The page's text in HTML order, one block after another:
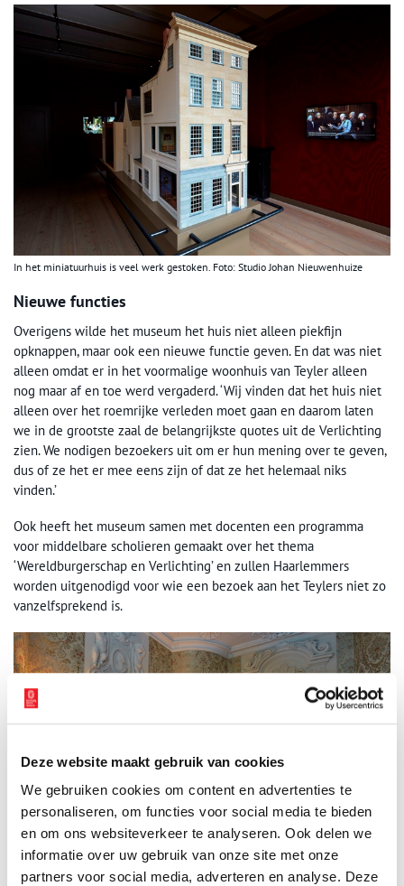
Deze website maakt gebruik van cookies
We gebruiken cookies om content en advertenties te
personaliseren, om functies voor social media te bieden
en om ons websiteverkeer te analyseren. Ook delen we
informatie over uw gebruik van onze site met onze
partners voor social media, adverteren en analyse. Deze
In het miniatuurhuis is veel werk gestoken. Foto: Studio Johan Nieuwenhuize
Nieuwe functies
Overigens wilde het museum het huis niet alleen piekfijn
opknappen, maar ook een nieuwe functie geven. En dat was niet
alleen omdat er in het voormalige woonhuis van Teyler alleen
nog maar af en toe werd vergaderd. ‘Wij vinden dat het huis niet
alleen over het roemrijke verleden moet gaan en daarom laten
we in de grootste zaal de belangrijkste quotes uit de Verlichting
zien. We nodigen bezoekers uit om er hun mening over te geven,
dus of ze het er mee eens zijn of dat ze het helemaal niks
vinden.’
Ook heeft het museum samen met docenten een programma
voor middelbare scholieren gemaakt over het thema
‘Wereldburgerschap en Verlichting’ en zullen Haarlemmers
worden uitgenodigd voor wie een bezoek aan het Teylers niet zo
vanzelfsprekend is.